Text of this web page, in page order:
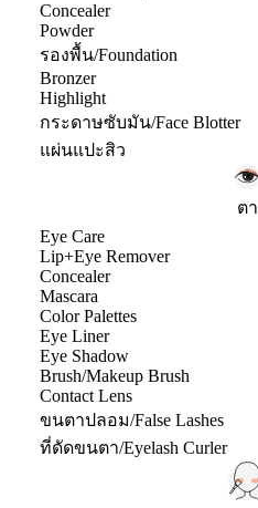
Concealer
Powder
รองพื้น/Foundation
Bronzer
Highlight
กระดาษซับมัน/Face Blotter
แผ่นแปะสิว
ตา
Eye Care
Lip+Eye Remover
Concealer
Mascara
Color Palettes
Eye Liner
Eye Shadow
Brush/Makeup Brush
Contact Lens
ขนตาปลอม/False Lashes
ที่ดัดขนตา/Eyelash Curler